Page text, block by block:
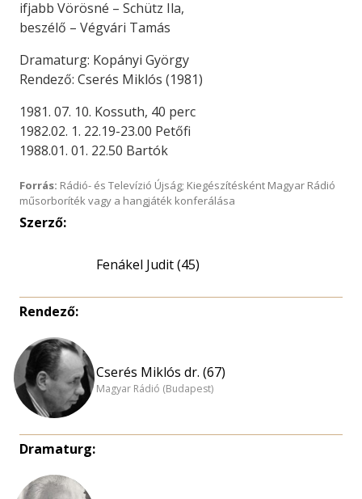
ifjabb Vörösné – Schütz Ila,
beszélő – Végvári Tamás
Dramaturg: Kopányi György
Rendező: Cserés Miklós (1981)
1981. 07. 10. Kossuth, 40 perc
1982.02. 1. 22.19-23.00 Petőfi
1988.01. 01. 22.50 Bartók
Forrás: Rádió- és Televízió Újság; Kiegészítésként Magyar Rádió
műsorboríték vagy a hangjáték konferálása
Szerző:
Fenákel Judit (45)
Rendező:
Cserés Miklós dr. (67)
Magyar Rádió (Budapest)
Dramaturg: